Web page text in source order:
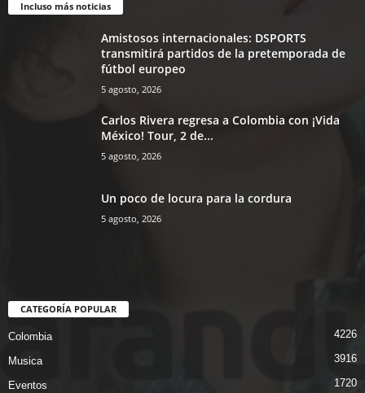
Incluso más noticias
Amistosos internacionales: DSPORTS
transmitirá partidos de la pretemporada de
fútbol europeo
5 agosto, 2026
Carlos Rivera regresa a Colombia con ¡Vida
México! Tour, 2 de...
5 agosto, 2026
Un poco de locura para la cordura
5 agosto, 2026
CATEGORÍA POPULAR
Colombia 4226
Musica 3916
Eventos 1720